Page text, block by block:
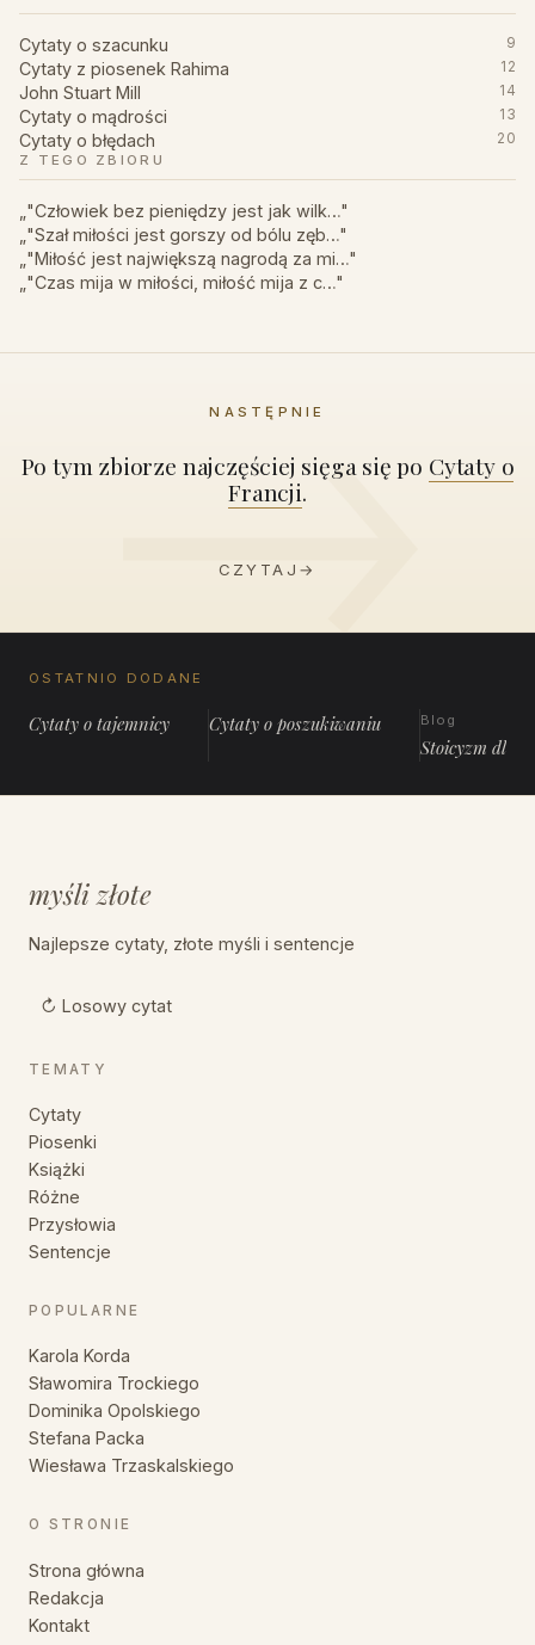
Cytaty o szacunku 9
Cytaty z piosenek Rahima 12
John Stuart Mill 14
Cytaty o mądrości 13
Cytaty o błędach
20
Z TEGO ZBIORU
„"Człowiek bez pieniędzy jest jak wilk…"
„"Szał miłości jest gorszy od bólu zęb…"
„"Miłość jest największą nagrodą za mi…"
„"Czas mija w miłości, miłość mija z c…"
NASTĘPNIE
Po tym zbiorze najczęściej sięga się po Cytaty o
Francji.
CZYTAJ →
OSTATNIO DODANE
Cytaty o tajemnicy Cytaty o poszukiwaniu Blog
Stoicyzm dla
myśli złote
Najlepsze cytaty, złote myśli i sentencje
↻ Losowy cytat
TEMATY
Cytaty
Piosenki
Książki
Różne
Przysłowia
Sentencje
POPULARNE
Karola Korda
Sławomira Trockiego
Dominika Opolskiego
Stefana Packa
Wiesława Trzaskalskiego
O STRONIE
Strona główna
Redakcja
Kontakt